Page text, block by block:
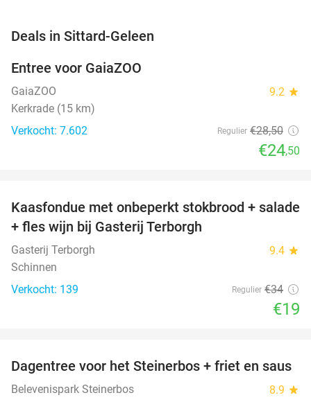
Deals in Sittard-Geleen
Entree voor GaiaZOO
GaiaZOO 9.2 star
Kerkrade (15 km)
Verkocht: 7.602
Regulier €28,50
€24,50
44%
Kaasfondue met onbeperkt stokbrood + salade
+ fles wijn bij Gasterij Terborgh
Gasterij Terborgh 9.4 star
Schinnen
Verkocht: 139
Regulier €34
€19
37%
Dagentree voor het Steinerbos + friet en saus
Belevenispark Steinerbos 8.9 star